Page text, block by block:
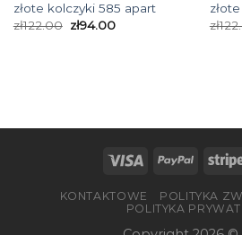
złote kolczyki 585 apart
zł122.00 zł94.00
zł
KONTAKTOWE POLITYKA
POLITYKA